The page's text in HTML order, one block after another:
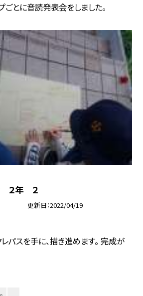
ごとに音読発表会をしました。
２年 ２
更新日 2022/04/19
パスを手に、描き進めます。 完成が